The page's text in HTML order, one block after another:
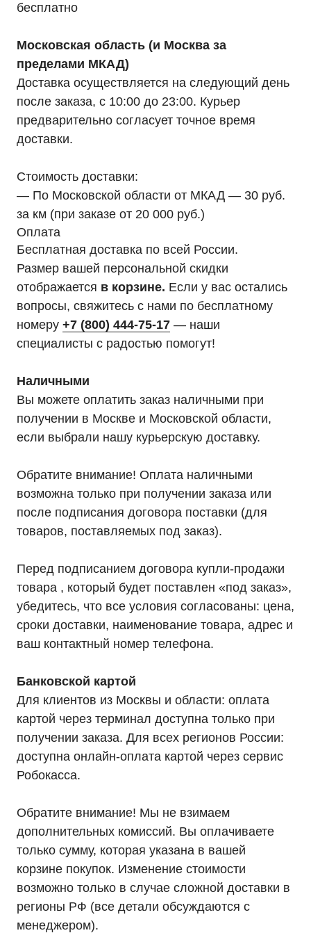
бесплатно
Московская область (и Москва за
пределами МКАД)
Доставка осуществляется на следующий день
после заказа, с 10:00 до 23:00. Курьер
предварительно согласует точное время
доставки.
Стоимость доставки:
— По Московской области от МКАД — 30 руб.
за км (при заказе от 20 000 руб.)
Оплата
Бесплатная доставка по всей России.
Размер вашей персональной скидки
отображается в корзине. Если у вас остались
вопросы, свяжитесь с нами по бесплатному
номеру +7 (800) 444-75-17 — наши
специалисты с радостью помогут!
Наличными
Вы можете оплатить заказ наличными при
получении в Москве и Московской области,
если выбрали нашу курьерскую доставку.
Обратите внимание! Оплата наличными
возможна только при получении заказа или
после подписания договора поставки (для
товаров, поставляемых под заказ).
Перед подписанием договора купли-продажи
товара , который будет поставлен «под заказ»,
убедитесь, что все условия согласованы: цена,
сроки доставки, наименование товара, адрес и
ваш контактный номер телефона.
Банковской картой
Для клиентов из Москвы и области: оплата
картой через терминал доступна только при
получении заказа. Для всех регионов России:
доступна онлайн-оплата картой через сервис
Робокасса.
Обратите внимание! Мы не взимаем
дополнительных комиссий. Вы оплачиваете
только сумму, которая указана в вашей
корзине покупок. Изменение стоимости
возможно только в случае сложной доставки в
регионы РФ (все детали обсуждаются с
менеджером).
Мы являемся
официальным
дилером «HIDEN"
Телефон:
8 (800) 444-75-17
Почта:
info@ibp-hiden.ru
Оставьте заявку на подбор ИБП
и наши менеджеры помогут вам
подобрать подходящий вариант
Оставить заявку
Каталог
Однофазные ИБП
Трехфазные ИБП
ИБП с встроенными АКБ
ИБП Hiden Control
ИБП Hiden Standart
ИБП Hiden Expert
ИБП HIDEN X-SOD (Na+)
Комплекты ИБП для котлов
Решения для предзапуска генераторов
Аккумуляторы для ИБП
Аксессуары